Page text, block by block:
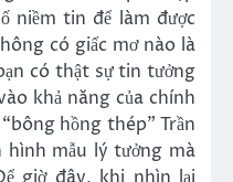
niềm tin để làm được
có giấc mơ nào là
có thật sự tin tưởng
khả năng của chính
hồng thép” Trần
mẫu lý tưởng mà